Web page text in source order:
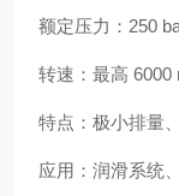
额定压力：250
转速：最高 6000
特点：极小排量
应用：润滑系统